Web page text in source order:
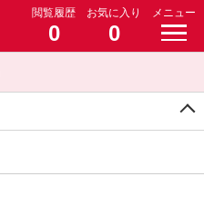
閲覧履歴
0
お気に入り
0
メニュー